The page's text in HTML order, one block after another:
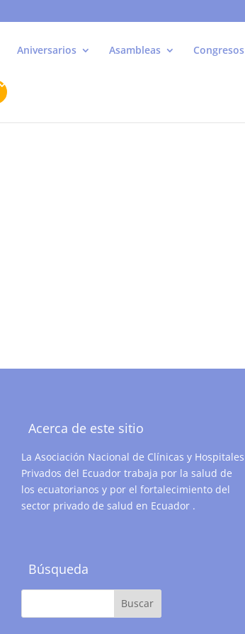
Aniversarios Asambleas Congresos
Acerca de este sitio
La Asociación Nacional de Clínicas y Hospitales
Privados del Ecuador trabaja por la salud de
los ecuatorianos y por el fortalecimiento del
sector privado de salud en Ecuador .
Búsqueda